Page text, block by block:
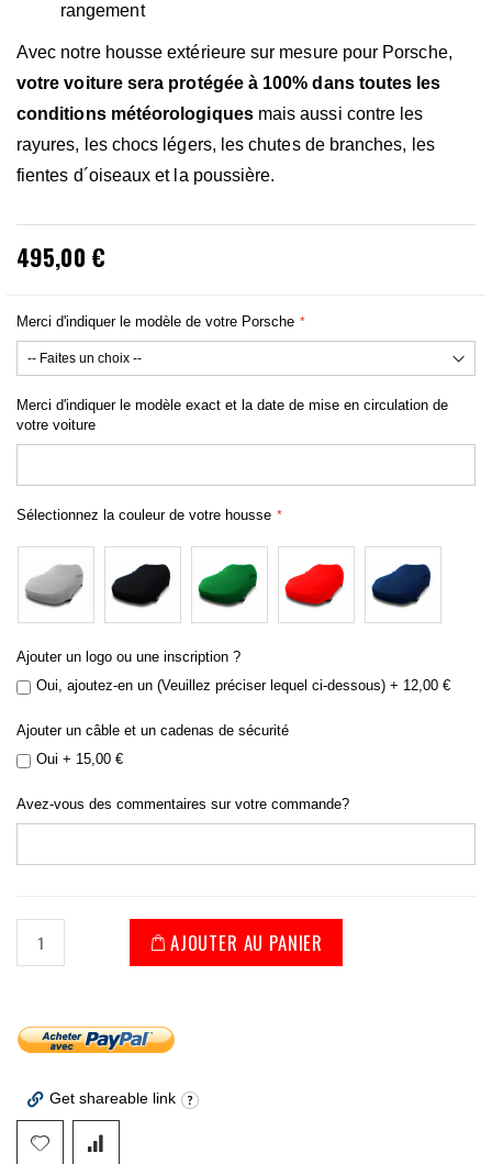
rangement
Avec notre housse extérieure sur mesure pour Porsche,
votre voiture sera protégée à 100% dans toutes les
conditions météorologiquesmais aussi contre les
rayures, les chocs légers, les chutes de branches, les
fientes d´oiseaux et la poussière.
495,00 €
Merci d'indiquer le modèle de votre Porsche
Merci d'indiquer le modèle exact et la date de mise en circulation de
votre voiture
Sélectionnez la couleur de votre housse
Ajouter un logo ou une inscription ?
Oui, ajoutez-en un (Veuillez préciser lequel ci-dessous) + 12,00 €
Ajouter un câble et un cadenas de sécurité
Oui + 15,00 €
Avez-vous des commentaires sur votre commande?
AJOUTER AU PANIER
Get shareable link